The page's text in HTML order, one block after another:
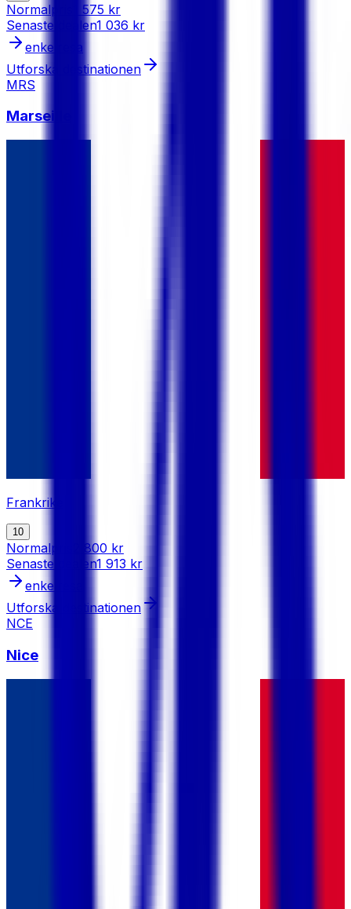
Normalpris
1 575 kr
Senaste dealen1 036 kr
enkelresa
Utforska destinationen
MRS
Marseille
Frankrike
10
Normalpris
2 800 kr
Senaste dealen1 913 kr
enkelresa
Utforska destinationen
NCE
Nice